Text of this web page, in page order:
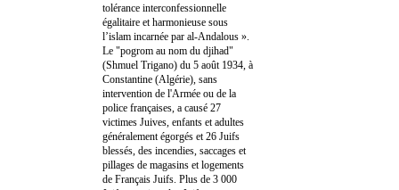
tolérance interconfessionnelle
égalitaire et harmonieuse sous
l’islam incarnée par al-Andalous ».
Le "pogrom au nom du djihad"
(Shmuel Trigano) du 5 août 1934, à
Constantine (Algérie), sans
intervention de l'Armée ou de la
police françaises, a causé 27
victimes Juives, enfants et adultes
généralement égorgés et 26 Juifs
blessés, des incendies, saccages et
pillages de magasins et logements
de Français Juifs. Plus de 3 000